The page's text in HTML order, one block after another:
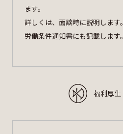
ます。
詳しくは、面談時に説明します。
労働条件通知書にも記載します。
福利厚生